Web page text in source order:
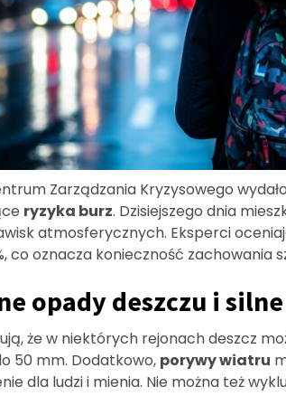
Zarządzania Kryzysowego
ryzyka burz. Dzisiejszego dnia
atmosferycznych. Eksperci
co oznacza konieczność zachowania
opady deszczu i
że w niektórych rejonach deszcz
50 mm. Dodatkowo, porywy wiatru
dla ludzi i mienia. Nie można też